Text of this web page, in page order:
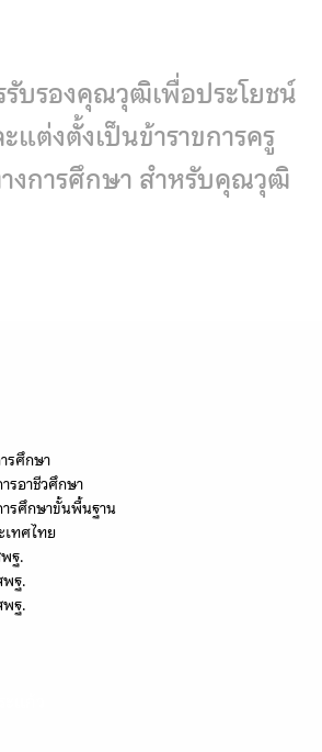
บรองคุณวุฒิเพื่อประโยชน์
แต่งตั้งเป็นข้าราขการครู
งการศึกษา สำหรับคุณวุฒิ
รศึกษา
รอาชีวศึกษา
รศึกษาขั้นพื้นฐาน
เทศไทย
ฐ.
ฐ.
ฐ.